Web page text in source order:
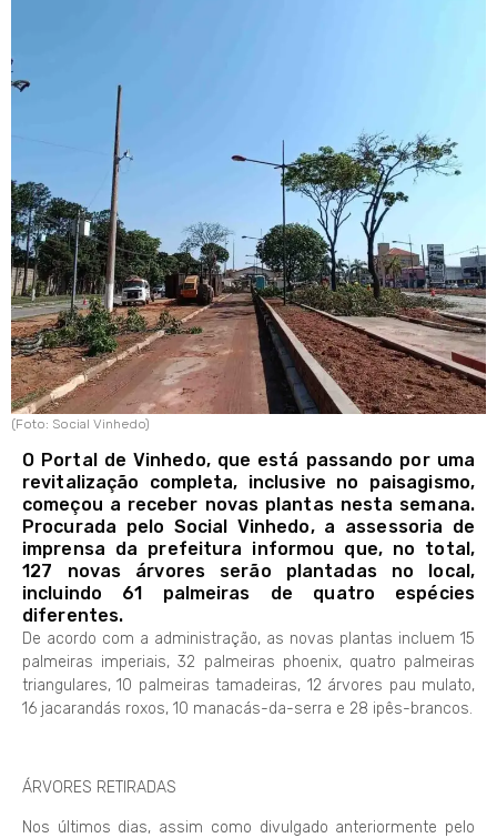
(Foto: Social Vinhedo)
O Portal de Vinhedo, que está passando por uma
revitalização completa, inclusive no paisagismo,
começou a receber novas plantas nesta semana.
Procurada pelo Social Vinhedo, a assessoria de
imprensa da prefeitura informou que, no total,
127 novas árvores serão plantadas no local,
incluindo 61 palmeiras de quatro espécies
diferentes.
De acordo com a administração, as novas plantas incluem 15
palmeiras imperiais, 32 palmeiras phoenix, quatro palmeiras
triangulares, 10 palmeiras tamadeiras, 12 árvores pau mulato,
16 jacarandás roxos, 10 manacás-da-serra e 28 ipês-brancos.
ÁRVORES RETIRADAS
Nos últimos dias, assim como divulgado anteriormente pelo